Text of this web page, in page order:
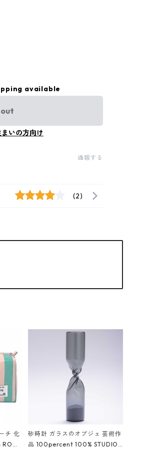
available
いの方向け
通報する
(2)
チ 化
砂時計 ガラスのオブジェ 芸術作
品 100percent 100% STUDIO